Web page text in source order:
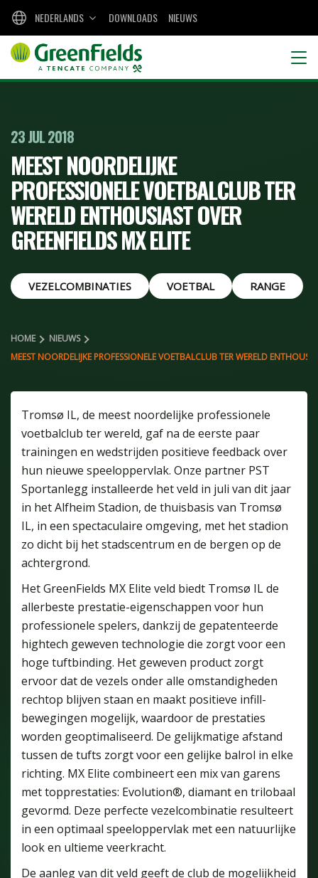
DOWNLOADS NIEUWS
NEDERLANDS
23 JUL 2018
MEEST NOORDELIJKE
PROFESSIONELE VOETBALCLUB TER
WERELD ENTHOUSIAST OVER
GREENFIELDS MX ELITE
VEZELCOMBINATIES VOETBAL RANGE
HOME
NIEUWS
MEEST NOORDELIJKE PROFESSIONELE VOETBALCLUB TER WERELD
Tromsø IL, de meest noordelijke professionele
voetbalclub ter wereld, gaf na de eerste paar
trainingen en wedstrijden positieve feedback over
hun nieuwe speeloppervlak. Onze partner PST
Sportanlegg installeerde het veld in juli van dit jaar
in het Alfheim Stadion, de thuisbasis van Tromsø
IL, in een spectaculaire omgeving, met het stadion
zo dicht bij het stadscentrum en de bergen op de
achtergrond.
Het GreenFields MX Elite veld biedt Tromsø IL de
allerbeste prestatie-eigenschappen voor hun
professionele spelers, dankzij de gepatenteerde
hightech geweven technologie die zorgt voor een
hoge tuftbinding. Het geweven product zorgt
ervoor dat de vezels onder alle omstandigheden
rechtop blijven staan en maakt positieve infill-
bewegingen mogelijk, waardoor de prestaties
worden geoptimaliseerd. De gelijkmatige afstand
tussen de tufts zorgt voor een gelijke balrol in elke
richting. MX Elite combineert een mix van garens
met topprestaties: Evolution®, diamant en trilobaal
gevormd. Deze perfecte vezelcombinatie resulteert
in een optimaal speeloppervlak met een natuurlijke
look en ultieme veerkracht.
De aanleg van dit veld geeft de club de mogelijkheid